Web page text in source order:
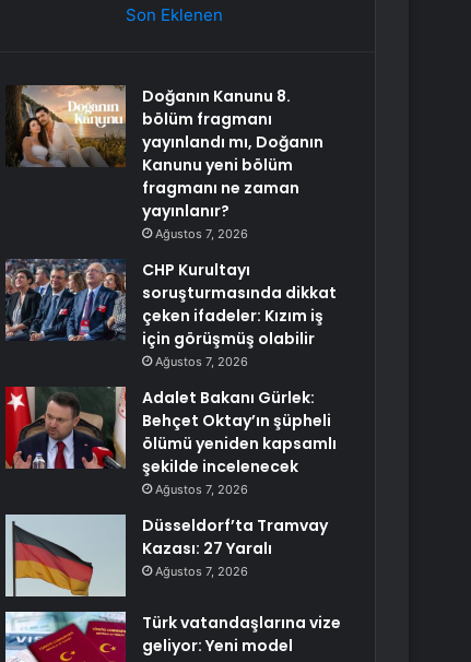
Son Eklenen
Doğanın Kanunu 8.
bölüm fragmanı
yayınlandı mı, Doğanın
Kanunu yeni bölüm
fragmanı ne zaman
yayınlanır?
Ağustos 7, 2026
CHP Kurultayı
soruşturmasında dikkat
çeken ifadeler: Kızım iş
için görüşmüş olabilir
Ağustos 7, 2026
Adalet Bakanı Gürlek:
Behçet Oktay’ın şüpheli
ölümü yeniden kapsamlı
şekilde incelenecek
Ağustos 7, 2026
Düsseldorf’ta Tramvay
Kazası: 27 Yaralı
Ağustos 7, 2026
Türk vatandaşlarına vize
geliyor: Yeni model